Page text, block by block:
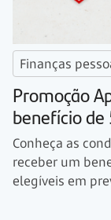
Finanças
Promoção
benefício
Conheça as
receber um
elegíveis em